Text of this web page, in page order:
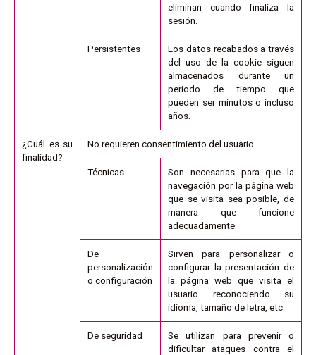
eliminan cuando finaliza la
sesión.
Persistentes
Los datos recabados a través
del uso de la cookie siguen
almacenados durante un
periodo de tiempo que
pueden ser minutos o incluso
años.
¿Cuál es su
finalidad?
No requieren consentimiento del usuario
Técnicas
Son necesarias para que la
navegación por la página web
que se visita sea posible, de
manera que funcione
adecuadamente.
De
personalización
o configuración
Sirven para personalizar o
configurar la presentación de
la página web que visita el
usuario reconociendo su
idioma, tamaño de letra, etc.
De seguridad
Se utilizan para prevenir o
dificultar ataques contra el